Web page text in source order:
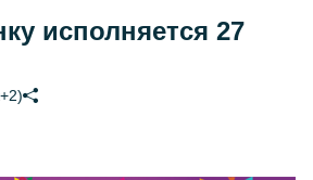
исполняется 27